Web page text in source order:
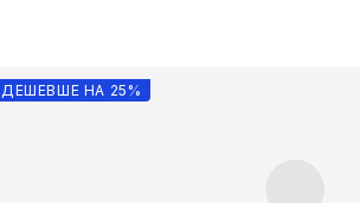
ДЕШЕВШЕ НА 25%